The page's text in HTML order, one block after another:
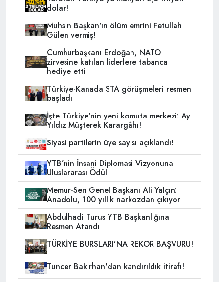
dolar!
Muhsin Başkan'ın ölüm emrini Fetullah
Gülen vermiş!
Cumhurbaşkanı Erdoğan, NATO
zirvesine katılan liderlere tabanca
hediye etti
Türkiye-Kanada STA görüşmeleri resmen
başladı
İşte Türkiye'nin yeni komuta merkezi: Ay
Yıldız Müşterek Karargâhı!
Siyasi partilerin üye sayısı açıklandı!
YTB’nin İnsani Diplomasi Vizyonuna
Uluslararası Ödül
Memur-Sen Genel Başkanı Ali Yalçın:
Anadolu, 100 yıllık narkozdan çıkıyor
Abdulhadi Turus YTB Başkanlığına
Resmen Atandı
TÜRKİYE BURSLARI’NA REKOR BAŞVURU!
Tuncer Bakırhan'dan kandırıldık itirafı!